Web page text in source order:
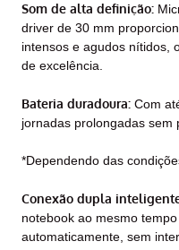
Som de alta definição:
driver de 30 mm
intensos e agudos nítidos,
de excelência.
Bateria duradoura: Com
jornadas prolongadas sem
*Dependendo das
Conexão dupla
notebook ao mesmo
automaticamente, sem